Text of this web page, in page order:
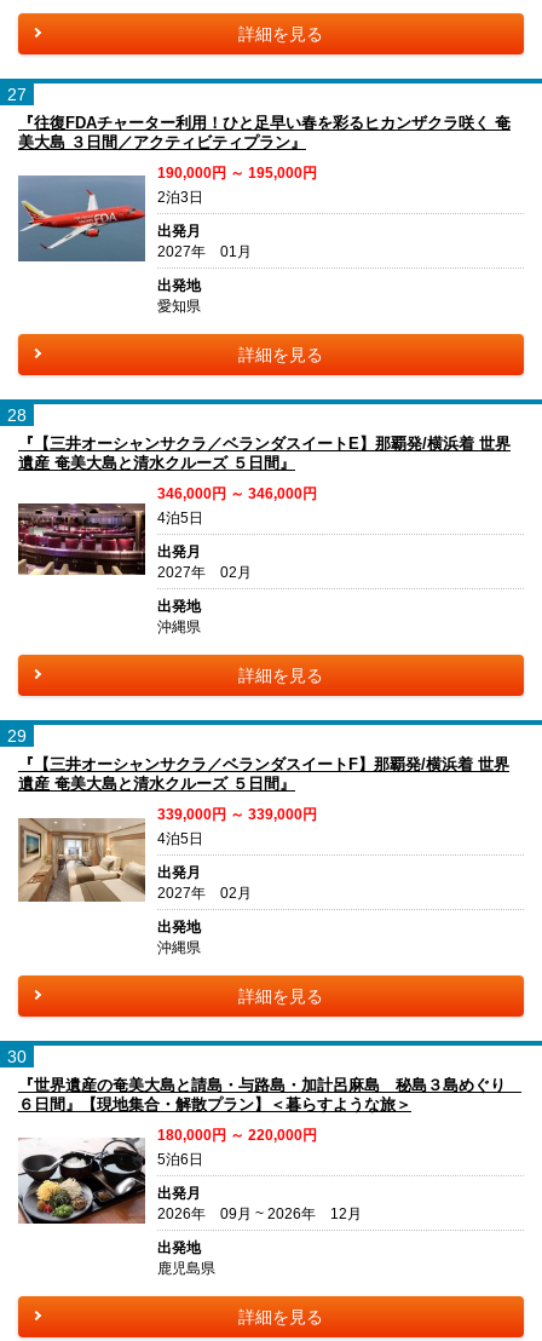
詳細を見る
27
『往復FDAチャーター利用！ひと足早い春を彩るヒカンザクラ咲く 奄
美大島 ３日間／アクティビティプラン』
190,000円 ～ 195,000円
2泊3日
出発月
2027年 01月
出発地
愛知県
詳細を見る
28
『【三井オーシャンサクラ／ベランダスイートE】那覇発/横浜着 世界
遺産 奄美大島と清水クルーズ ５日間』
346,000円 ～ 346,000円
4泊5日
出発月
2027年 02月
出発地
沖縄県
詳細を見る
29
『【三井オーシャンサクラ／ベランダスイートF】那覇発/横浜着 世界
遺産 奄美大島と清水クルーズ ５日間』
339,000円 ～ 339,000円
4泊5日
出発月
2027年 02月
出発地
沖縄県
詳細を見る
30
『世界遺産の奄美大島と請島・与路島・加計呂麻島 秘島３島めぐり
６日間』【現地集合・解散プラン】＜暮らすような旅＞
180,000円 ～ 220,000円
5泊6日
出発月
2026年 09月 ~ 2026年 12月
出発地
鹿児島県
詳細を見る